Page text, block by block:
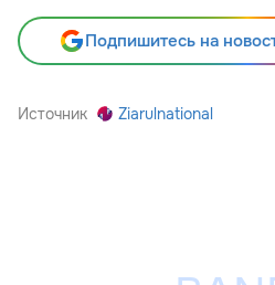
Подпишитесь на
Источник Ziarulnational